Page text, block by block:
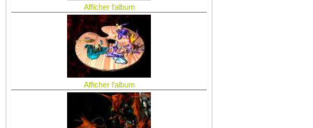
Afficher l'album
Afficher l'album